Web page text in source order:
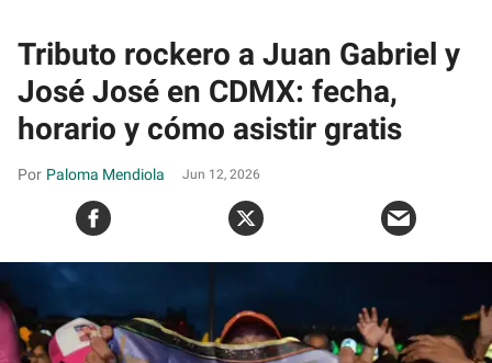
Tributo rockero a Juan Gabriel y
José José en CDMX: fecha,
horario y cómo asistir gratis
Paloma Mendiola Jun 12, 2026